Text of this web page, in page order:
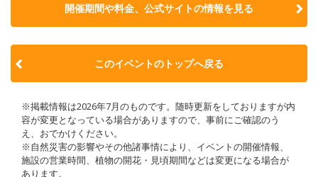
開催期間や料金、公式サイトの情報を見る
このイベントのトップへ戻る
※掲載情報は2026年7月のものです。随時更新をしておりますが内
容が変更となっている場合がありますので、事前にご確認のう
え、おでかけください。
※自然災害の影響やその他諸事情により、イベントの開催情報、
施設の営業時間、植物の開花・見頃期間などは変更になる場合が
あります。